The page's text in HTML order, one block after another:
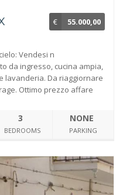
€ 55.000,00
Vendesi n
da ingresso, cucina ampia,
lavanderia. Da riaggiornare
Ottimo prezzo affare
3
BEDROOMS
NONE
PARKING